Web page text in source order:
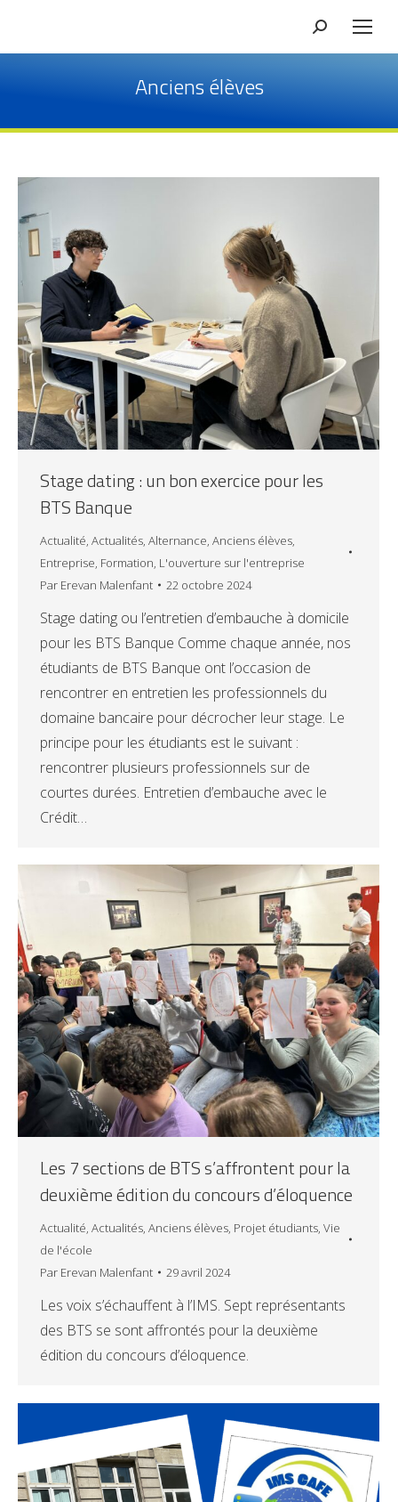
Recherche
Anciens élèves
Stage dating : un bon exercice pour les
BTS Banque
Actualité Actualités Alternance Anciens élèves
Entreprise Formation L'ouverture sur l'entreprise
Par Erevan Malenfant 22 octobre 2024
Stage dating ou l’entretien d’embauche à domicile
pour les BTS Banque Comme chaque année, nos
étudiants de BTS Banque ont l’occasion de
rencontrer en entretien les professionnels du
domaine bancaire pour décrocher leur stage. Le
principe pour les étudiants est le suivant :
rencontrer plusieurs professionnels sur de
courtes durées. Entretien d’embauche avec le
Crédit…
Les 7 sections de BTS s’affrontent pour la
deuxième édition du concours d’éloquence
Actualité Actualités Anciens élèves Projet étudiants Vie
de l'école
Par Erevan Malenfant 29 avril 2024
Les voix s’échauffent à l’IMS. Sept représentants
des BTS se sont affrontés pour la deuxième
édition du concours d’éloquence.